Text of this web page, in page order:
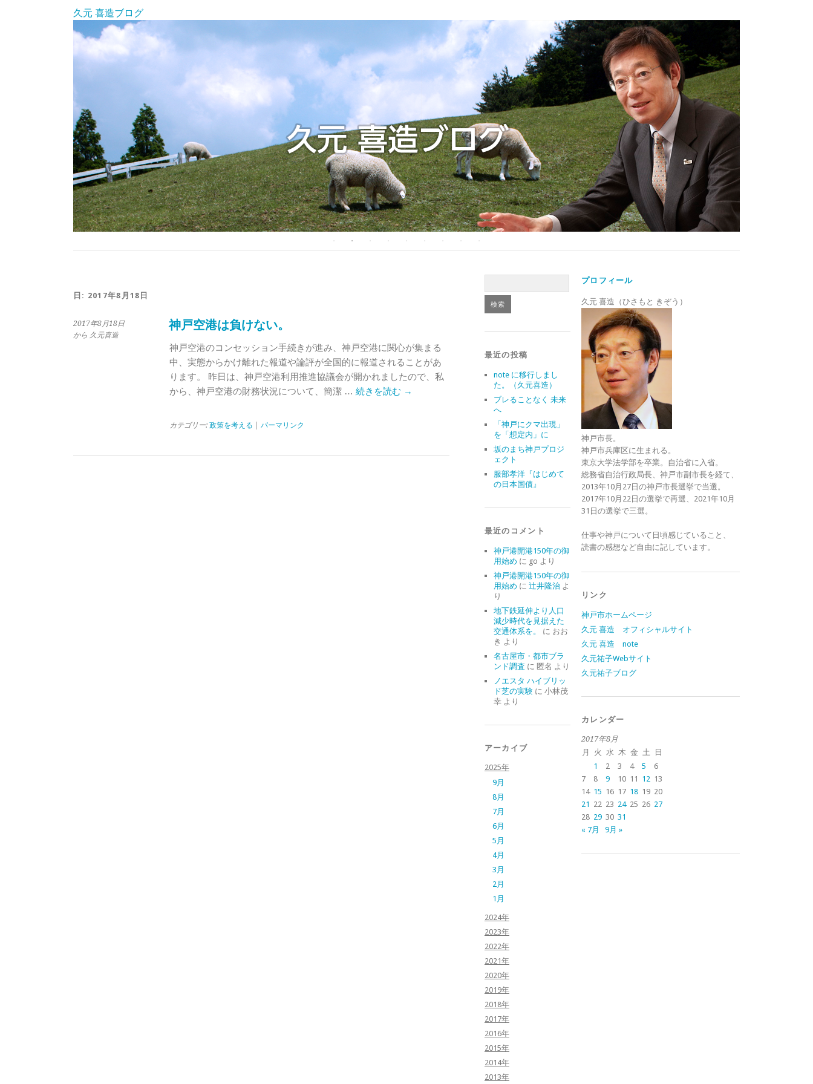
久元 喜造ブログ
日: 2017年8月18日
2017年8月18日
から 久元喜造
神戸空港は負けない。
神戸空港のコンセッション手続きが進み、神戸空港に関心が集まる
中、実態からかけ離れた報道や論評が全国的に報道されることがあ
ります。 昨日は、神戸空港利用推進協議会が開かれましたので、私
から、神戸空港の財務状況について、簡潔 … 続きを読む →
カテゴリー: 政策を考える パーマリンク
最近の投稿
note に移行しまし
た。（久元喜造）
ブレることなく 未来
へ
「神戸にクマ出現」
を「想定内」に
坂のまち神戸プロジ
ェクト
服部孝洋『はじめて
の日本国債』
最近のコメント
神戸港開港150年の御
用始め に go より
神戸港開港150年の御
用始め に 辻井隆治よ
り
地下鉄延伸より人口
減少時代を見据えた
交通体系を。
に おお
き より
名古屋市・都市ブラ
ンド調査 に 匿名 より
ノエスタ ハイブリッ
ド芝の実験に 小林茂
幸より
アーカイブ
2025年
9月
8月
7月
6月
5月
4月
3月
2月
1月
2024年
2023年
2022年
2021年
2020年
2019年
2018年
2017年
2016年
2015年
2014年
2013年
プロフィール
久元 喜造（ひさもと きぞう）
神戸市長。
神戸市兵庫区に生まれる。
東京大学法学部を卒業。自治省に入省。
総務省自治行政局長、神戸市副市長を経て、
2013年10月27日の神戸市長選挙で当選。
2017年10月22日の選挙で再選、2021年10月
31日の選挙で三選。
仕事や神戸について日頃感じていること、
読書の感想など自由に記しています。
リンク
神戸市ホームページ
久元 喜造 オフィシャルサイト
久元 喜造 note
久元祐子Webサイト
久元祐子ブログ
カレンダー
2017年8月
月
火 水 木 金 土
日
1
2 3 4 5
6
7
8 9 10 11 12 13
14 15 16 17 18 19 20
21 22 23 24 25 26 27
28 29 30 31
« 7月
9月 »